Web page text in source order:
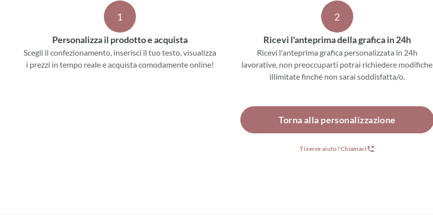
1
Personalizza il prodotto e acquista
Scegli il confezionamento, inserisci il tuo testo, visualizza
i prezzi in tempo reale e acquista comodamente online!
2
Ricevi l'anteprima della grafica in 24h
Ricevi l'anteprima grafica personalizzata in 24h
lavorative, non preoccuparti potrai richiedere modifiche
illimitate finché non sarai soddisfatta/o.
Torna alla personalizzazione
Ti serve aiuto? Chiamaci